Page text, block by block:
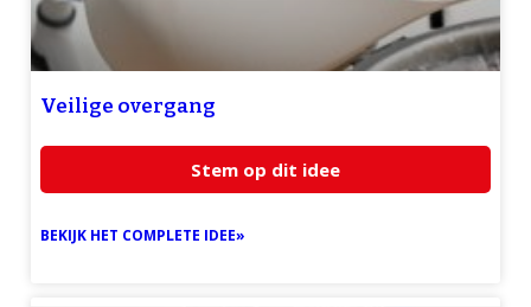
Veilige overgang
Stem op dit idee
BEKIJK HET COMPLETE IDEE»